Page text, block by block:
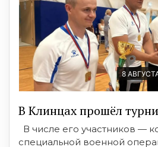
8
В Клинцах прошёл
В числе его участников —
специальной военной